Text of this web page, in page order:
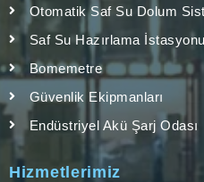
Otomatik Saf Su Dolum
Saf Su Hazırlama İstasyonu
Bomemetre
Güvenlik Ekipmanları
Endüstriyel Akü Şarj Odası
Hizmetlerimiz